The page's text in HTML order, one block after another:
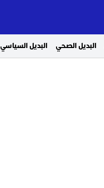
البديل الصحي البديل السياسي TV